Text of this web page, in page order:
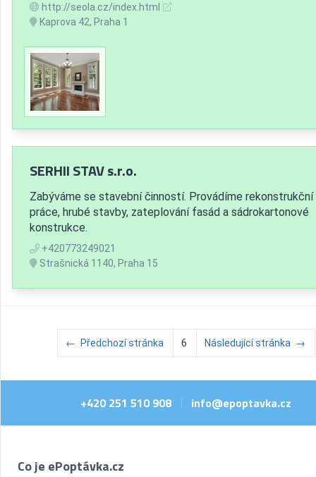
http://seola.cz/index.html
Kaprova 42, Praha 1
SERHII STAV s.r.o.
Zabýváme se stavební činností. Provádíme rekonstrukční
práce, hrubé stavby, zateplování fasád a sádrokartonové
konstrukce.
+420773249021
Strašnická 1140, Praha 15
← Předchozí stránka 6 Následující stránka →
+420 251 510 908 | info@epoptavka.cz
Co je ePoptávka.cz